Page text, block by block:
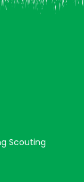
Scouting